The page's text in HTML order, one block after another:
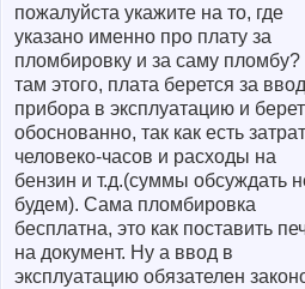
пожалуйста укажите на то, где
указано именно про плату за
пломбировку и за саму пломбу?
там этого, плата берется за ввод
прибора в эксплуатацию и
обоснованно, так как есть
человеко-часов и расходы на
бензин и т.д.(суммы обсуждать
будем). Сама пломбировка
бесплатна, это как поставить
на документ. Ну а ввод в
эксплуатацию обязателен